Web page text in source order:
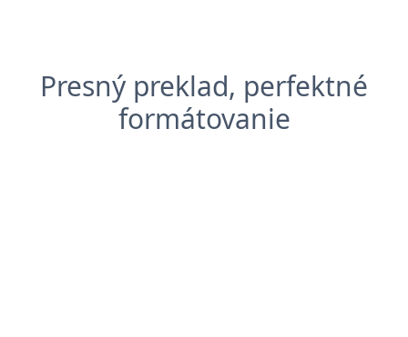
Presný preklad, perfektné
formátovanie